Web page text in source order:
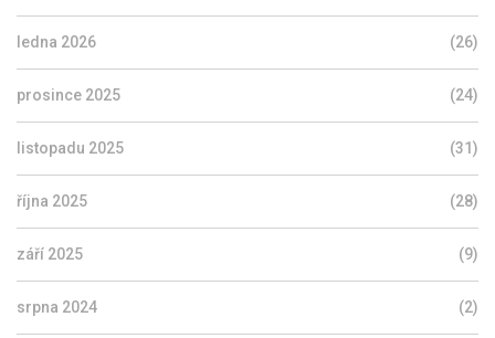
ledna 2026 (26)
prosince 2025 (24)
listopadu 2025 (31)
října 2025 (28)
září 2025 (9)
srpna 2024 (2)